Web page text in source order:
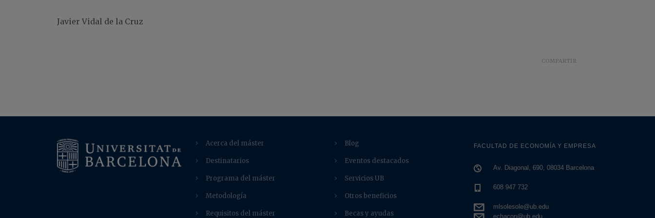
Javier Vidal de la Cruz
COMPARTIR
Acerca del máster
Destinatarios
Programa del máster
Metodología
Requisitos del máster
Blog
Eventos destacados
Servicios UB
Otros beneficios
Becas y ayudas
FACULTAD DE ECONOMÍA Y EMPRESA
Av. Diagonal, 690, 08034 Barcelona
608 947 732
mlsolesole@ub.edu
echacon@ub.edu